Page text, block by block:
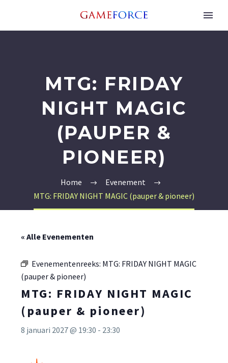
MTG: FRIDAY
NIGHT MAGIC
(PAUPER &
PIONEER)
Home
Evenement
MTG: FRIDAY NIGHT MAGIC (pauper & pioneer)
« Alle Evenementen
Evenementenreeks: MTG: FRIDAY NIGHT MAGIC
(pauper & pioneer)
MTG: FRIDAY NIGHT MAGIC
(pauper & pioneer)
8 januari 2027 @ 19:30 - 23:30